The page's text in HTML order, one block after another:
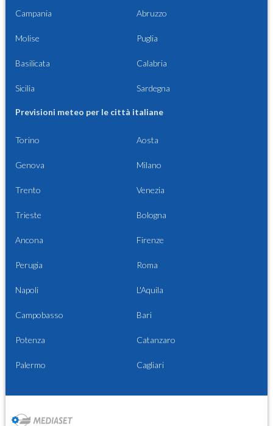
Campania Abruzzo
Molise Puglia
Basilicata Calabria
Sicilia Sardegna
Previsioni meteo per le città italiane
Torino Aosta
Genova Milano
Trento Venezia
Trieste Bologna
Ancona Firenze
Perugia Roma
Napoli L'Aquila
Campobasso Bari
Potenza Catanzaro
Palermo Cagliari